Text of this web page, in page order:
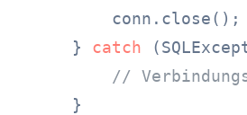
conn.close();
}
catch
//
}